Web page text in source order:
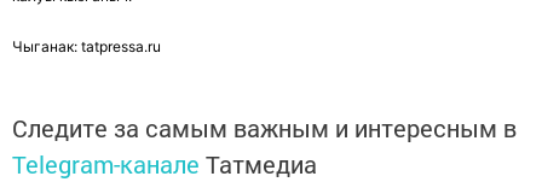
Чыганак: tatpressa.ru
Следите за самым важным и интересным в
Telegram-канале Татмедиа